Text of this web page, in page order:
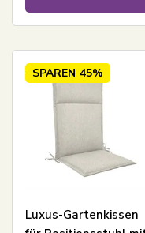
SPAREN 45%
Luxus-Gartenkissen